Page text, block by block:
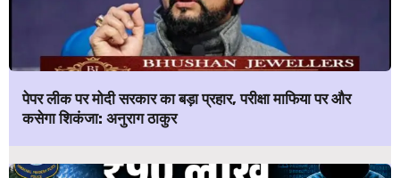
पेपर लीक पर मोदी सरकार का बड़ा प्रहार, परीक्षा माफिया पर और
कसेगा शिकंजा: अनुराग ठाकुर